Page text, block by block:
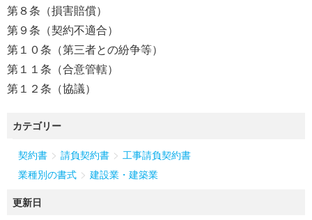
第８条（損害賠償）
第９条（契約不適合）
第１０条（第三者との紛争等）
第１１条（合意管轄）
第１２条（協議）
カテゴリー
契約書 > 請負契約書 > 工事請負契約書
業種別の書式 > 建設業・建築業
更新日